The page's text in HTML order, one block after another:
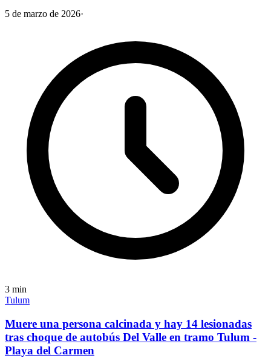
5 de marzo de 2026·
3 min
Tulum
Muere una persona calcinada y hay 14 lesionadas
tras choque de autobús Del Valle en tramo Tulum -
Playa del Carmen